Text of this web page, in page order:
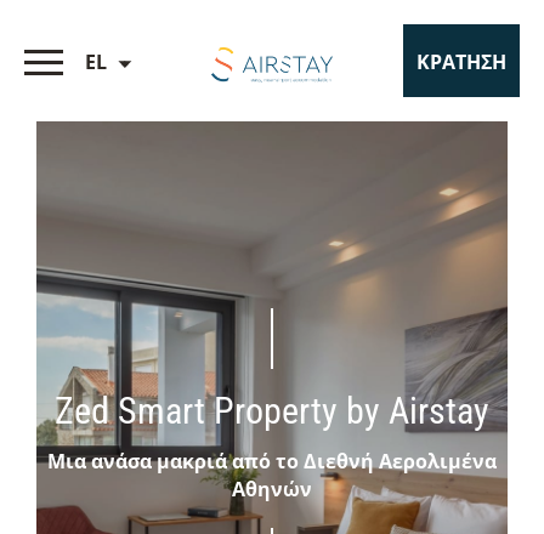
ΚΡΑΤΗΣΗ
EL
Zed Smart Property by Airstay
Μια ανάσα μακριά από το Διεθνή Αερολιμένα
Αθηνών